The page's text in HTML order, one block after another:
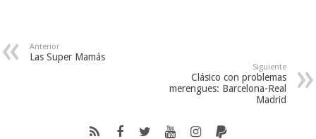
Anterior
Las Super Mamás
Siguiente
Clásico con problemas
merengues: Barcelona-Real
Madrid